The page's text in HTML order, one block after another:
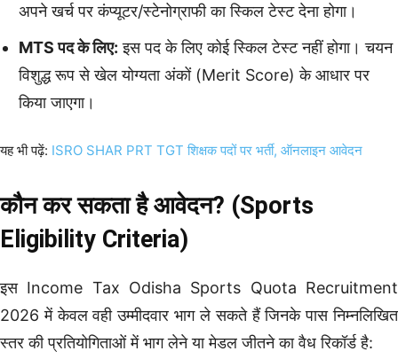
अपने खर्च पर कंप्यूटर/स्टेनोग्राफी का स्किल टेस्ट देना होगा।
MTS पद के लिए: इस पद के लिए कोई स्किल टेस्ट नहीं होगा। चयन
विशुद्ध रूप से खेल योग्यता अंकों (Merit Score) के आधार पर
किया जाएगा।
यह भी पढ़ें: ISRO SHAR PRT TGT शिक्षक पदों पर भर्ती, ऑनलाइन आवेदन
कौन कर सकता है आवेदन? (Sports
Eligibility Criteria)
इस Income Tax Odisha Sports Quota Recruitment
2026 में केवल वही उम्मीदवार भाग ले सकते हैं जिनके पास निम्नलिखित
स्तर की प्रतियोगिताओं में भाग लेने या मेडल जीतने का वैध रिकॉर्ड है: